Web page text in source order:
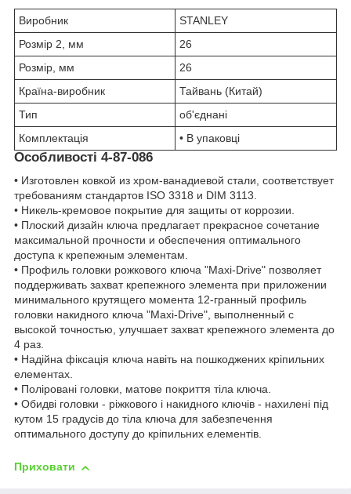
Виробник
STANLEY
Розмір 2, мм
26
Розмір, мм
26
Країна-виробник
Тайвань (Китай)
Тип
об'єднані
Комплектація
• В упаковці
Особливості 4-87-086
• Изготовлен ковкой из хром-ванадиевой стали, соответствует
требованиям стандартов ISO 3318 и DIM 3113.
• Никель-кремовое покрытие для защиты от коррозии.
• Плоский дизайн ключа предлагает прекрасное сочетание
максимальной прочности и обеспечения оптимального
доступа к крепежным элементам.
• Профиль головки рожкового ключа "Maxi-Drive" позволяет
поддерживать захват крепежного элемента при приложении
минимального крутящего момента 12-гранный профиль
головки накидного ключа "Maxi-Drive", выполненный с
высокой точностью, улучшает захват крепежного элемента до
4 раз.
• Надійна фіксація ключа навіть на пошкоджених кріпильних
елементах.
• Поліровані головки, матове покриття тіла ключа.
• Обидві головки - ріжкового і накидного ключів - нахилені під
кутом 15 градусів до тіла ключа для забезпечення
оптимального доступу до кріпильних елементів.
Приховати